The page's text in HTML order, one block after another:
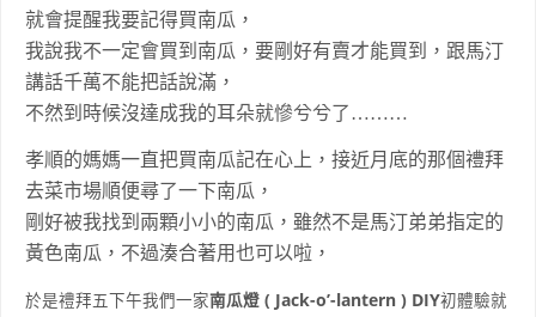
就會提醒我要記得買南瓜，
我說我不一定會買到南瓜，要剛好有賣才能買到，跟馬汀
講話千萬不能把話說滿，
不然到時候沒達成我的耳朵就慘兮兮了………
孝順的媽媽一直把買南瓜記在心上，接近月底的那個禮拜
去菜市場順便尋了一下南瓜，
剛好被我找到兩顆小小的南瓜，雖然不是馬汀弟弟指定的
黃色南瓜，不過湊合著用也可以啦，
於是禮拜五下午我們一家南瓜燈 ( Jack-o’-lantern ) DIY初體驗就